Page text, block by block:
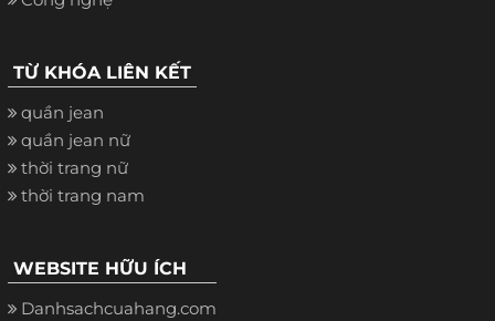
TỪ KHÓA LIÊN KẾT
quần jean
quần jean nữ
thời trang nữ
thời trang nam
WEBSITE HỮU ÍCH
Danhsachcuahang.com